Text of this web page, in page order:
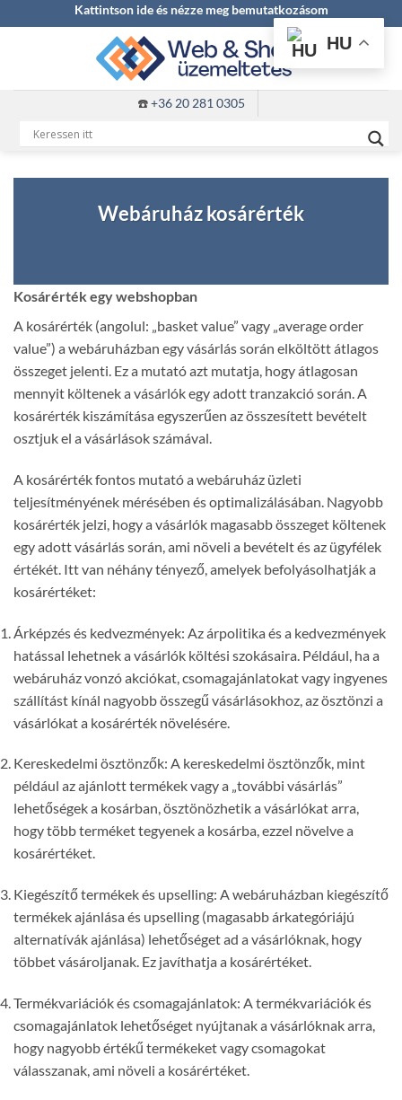
to
Kattintson ide és nézze meg bemutatkozásom
☎️+36 20 281 0305
Webáruház kosárérték
Kosárérték egy webshopban
A kosárérték (angolul: „basket value” vagy „average order
value”) a webáruházban egy vásárlás során elköltött átlagos
összeget jelenti. Ez a mutató azt mutatja, hogy átlagosan
mennyit költenek a vásárlók egy adott tranzakció során. A
kosárérték kiszámítása egyszerűen az összesített bevételt
osztjuk el a vásárlások számával.
A kosárérték fontos mutató a webáruház üzleti
teljesítményének mérésében és optimalizálásában. Nagyobb
kosárérték jelzi, hogy a vásárlók magasabb összeget költenek
egy adott vásárlás során, ami növeli a bevételt és az ügyfélek
értékét. Itt van néhány tényező, amelyek befolyásolhatják a
kosárértéket:
Árképzés és kedvezmények: Az árpolitika és a kedvezmények
hatással lehetnek a vásárlók költési szokásaira. Például, ha a
webáruház vonzó akciókat, csomagajánlatokat vagy ingyenes
szállítást kínál nagyobb összegű vásárlásokhoz, az ösztönzi a
vásárlókat a kosárérték növelésére.
Kereskedelmi ösztönzők: A kereskedelmi ösztönzők, mint
például az ajánlott termékek vagy a „további vásárlás”
lehetőségek a kosárban, ösztönözhetik a vásárlókat arra,
hogy több terméket tegyenek a kosárba, ezzel növelve a
kosárértéket.
Kiegészítő termékek és upselling: A webáruházban kiegészítő
termékek ajánlása és upselling (magasabb árkategóriájú
alternatívák ajánlása) lehetőséget ad a vásárlóknak, hogy
többet vásároljanak. Ez javíthatja a kosárértéket.
Termékvariációk és csomagajánlatok: A termékvariációk és
csomagajánlatok lehetőséget nyújtanak a vásárlóknak arra,
hogy nagyobb értékű termékeket vagy csomagokat
válasszanak, ami növeli a kosárértéket.
HU